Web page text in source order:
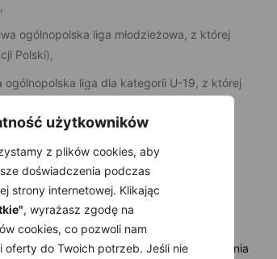
użytkowników
z plików cookies, aby
doświadczenia podczas
strony internetowej. Klikając
, wyrażasz zgodę na
cookies, co pozwoli nam
oferty do Twoich potrzeb. Jeśli nie
ogólnopolska liga młodzieżowa, z której
Polski),
liga dla kategorii U-19, z której
Polski),
lig w Polsce,
mieście. Dzięki Wam, spełniają się marzenia